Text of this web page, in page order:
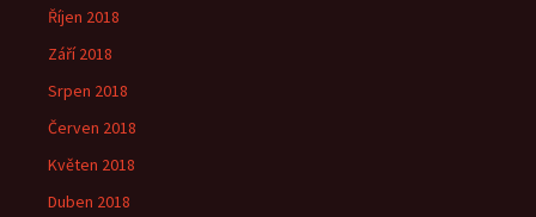
Říjen 2018
Září 2018
Srpen 2018
Červen 2018
Květen 2018
Duben 2018